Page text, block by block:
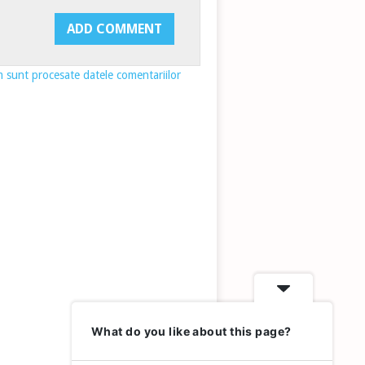
sunt procesate datele comentariilor
What do you like about this page?